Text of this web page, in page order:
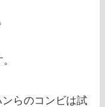
らのコンビは試